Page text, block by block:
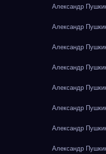
Александр
Александр
Александр
Александр
Александр
Александр
Александр
Александр